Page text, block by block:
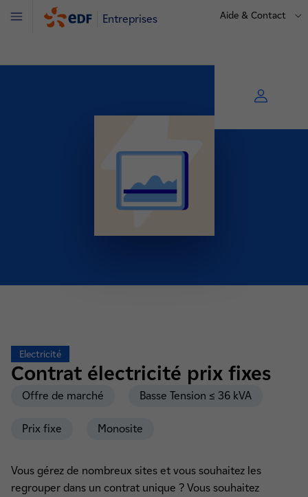
Entreprises Aide & Contact
Menu
Electricité
Contrat électricité prix fixes
Offre de marché Basse Tension ≤ 36 kVA
Prix fixe Monosite
Vous gérez de nombreux sites et vous souhaitez les
regrouper dans un contrat unique ? Vous souhaitez